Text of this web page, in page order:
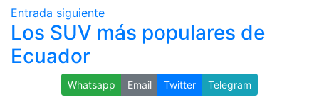
Entrada siguiente
Los SUV más populares de
Ecuador
Whatsapp Email Twitter Telegram